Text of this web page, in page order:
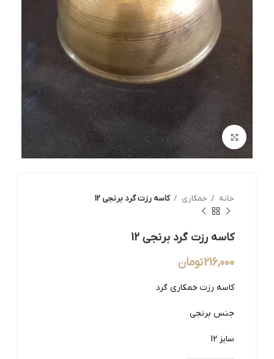
بزرگنمایی تصویر
خانه خمکاری کاسه رزت گرد برنجی 12
کاسه رزت گرد برنجی 12
216,000تومان
کاسه رزت خمکاری گرد
جنس برنجی
سایز 12